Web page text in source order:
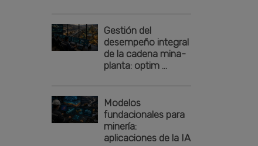
Gestión del
desempeño integral
de la cadena mina-
planta: optim ...
Modelos
fundacionales para
minería:
aplicaciones de la IA